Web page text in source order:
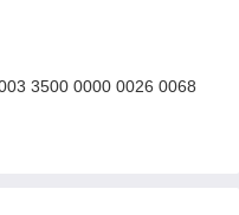
3500 0000 0026 0068